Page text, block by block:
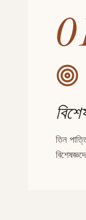
তিন